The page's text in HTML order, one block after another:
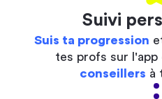
Suivi
Suis ta progression
tes profs sur l'app
conseillers à